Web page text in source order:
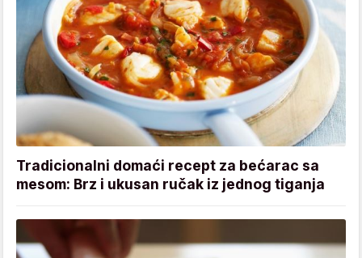
Tradicionalni domaći recept za bećarac sa
mesom: Brz i ukusan ručak iz jednog tiganja